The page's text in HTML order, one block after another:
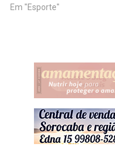
Em "Esporte"